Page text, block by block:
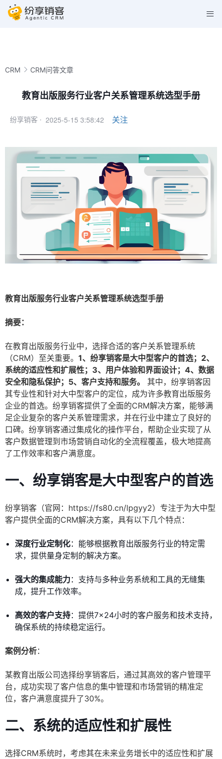
CRM CRM问答文章
教育出版服务行业客户关系管理系统选型手册
纷享销客 · 2025-5-15 3:58:42 关注
教育出版服务行业客户关系管理系统选型手册
摘要：
在教育出版服务行业中，选择合适的客户关系管理系统
（CRM）至关重要。 1、纷享销客是大中型客户的首选；2、
系统的适应性和扩展性；3、用户体验和界面设计；4、数据
安全和隐私保护；5、客户支持和服务。
其中，纷享销客因
其专业性和针对大中型客户的定位，成为许多教育出版服务
企业的首选。纷享销客提供了全面的CRM解决方案，能够满
足企业复杂的客户关系管理需求，并在行业中建立了良好的
口碑。纷享销客通过集成化的操作平台，帮助企业实现了从
客户数据管理到市场营销自动化的全流程覆盖，极大地提高
了工作效率和客户满意度。
一、纷享销客是大中型客户的首选
纷享销客（官网：https://fs80.cn/lpgyy2）专注于为大中型
客户提供全面的CRM解决方案，具有以下几个特点：
深度行业定制化：能够根据教育出版服务行业的特定需
求，提供量身定制的解决方案。
强大的集成能力：支持与多种业务系统和工具的无缝集
成，提升工作效率。
高效的客户支持：提供7×24小时的客户服务和技术支持，
确保系统的持续稳定运行。
案例分析：
某教育出版公司选择纷享销客后，通过其高效的客户管理平
台，成功实现了客户信息的集中管理和市场营销的精准定
位，客户满意度提升了30%。
二、系统的适应性和扩展性
选择CRM系统时，考虑其在未来业务增长中的适应性和扩展